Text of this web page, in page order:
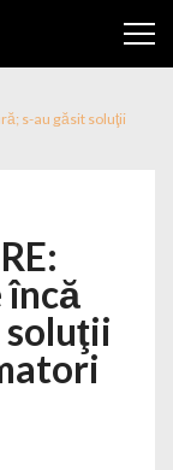
s-au găsit soluţii
încă